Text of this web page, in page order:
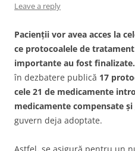
Leave a reply
Pacienții vor avea acces la
ce protocoalele de
importante au fost finalizate.
în dezbatere publică 17
cele 21 de medicamente
medicamente compensate
guvern deja adoptate.